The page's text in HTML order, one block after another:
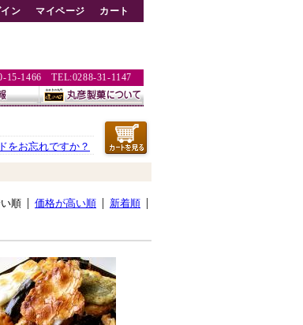
ン マイページ カート
15-1466 TEL:0288-31-1147
をお忘れですか？
順 価格が高い順 新着順